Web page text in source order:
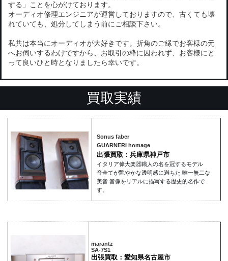
する」ことを心がけております。
オーディオ修理エンジニアが運営しておりますので、古くても壊
れていても、処分してしまう前にご相談下さい。
私共は本当にオーディオが大好きです。折角のご縁でお客様の元
へお伺いするわけですから、お取引の枠に囚われず、お客様にと
って良いひと時となりましたら幸いです。
買取実績
Sonus faber
GUARNERI homage
出張買取：兵庫県神戸市
イタリア偉大楽器職人の名を冠するモデル
音全てが艷やかな透明感に満ちた 唯一無二な
美音 音像をリアルに描写する歴史的名作で
す。
marantz
SA-7S1
出張買取：愛知県名古屋市